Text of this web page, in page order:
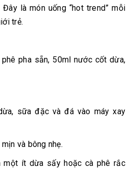
là món uống “hot trend” mỗi
trẻ.
pha sẵn, 50ml nước cốt dừa,
sữa đặc và đá vào máy xay
và bông nhẹ.
một ít dừa sấy hoặc cà phê rắc